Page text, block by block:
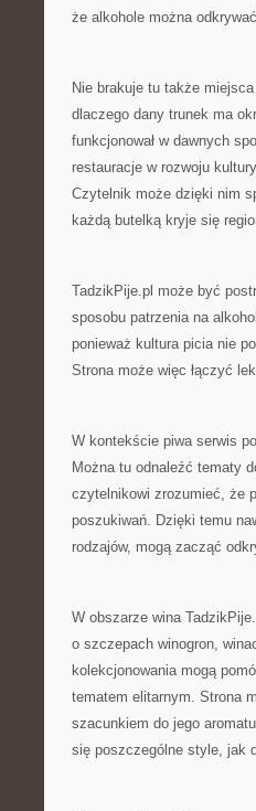
że alkohole można
Nie brakuje tu także
dlaczego dany trunek ma
funkcjonował w dawnych
restauracje w rozwoju
Czytelnik może dzięki nim
każdą butelką kryje się
TadzikPije.pl może być
sposobu patrzenia na
ponieważ kultura picia nie
Strona może więc łączyć
W kontekście piwa serwis
Można tu odnaleźć tematy
czytelnikowi zrozumieć, że
poszukiwań. Dzięki temu
rodzajów, mogą zacząć
W obszarze wina
o szczepach winogron,
kolekcjonowania mogą
tematem elitarnym. Strona
szacunkiem do jego
się poszczególne style, jak